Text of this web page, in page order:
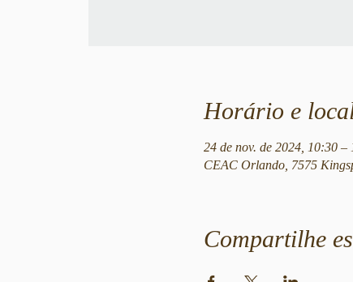
Horário e
24 de nov. de 2024, 10:30 –
CEAC Orlando, 7575
Compartilhe